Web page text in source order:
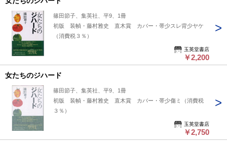
篠田節子、集英社、平9、1冊
初版 装幀・藤村雅史 直木賞 カバー・帯少スレ背少ヤケ
（消費税３％）
玉英堂書店
￥2,200
女たちのジハード
篠田節子、集英社、平9、1冊
初版 装幀・藤村雅史 直木賞 カバー・帯少傷ミ（消費税
３％）
玉英堂書店
￥2,750